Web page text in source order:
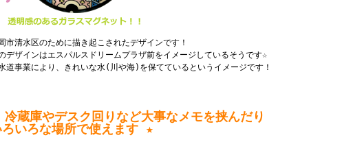
市清水区のために描き起こされたデザインです！
デザインはエスパルスドリームプラザ前をイメージしているそうです☆
道事業により、きれいな水(川や海)を保てているというイメージです！
蔵庫やデスク回りなど大事なメモを挟んだり
ろいろな場所で使えます ★